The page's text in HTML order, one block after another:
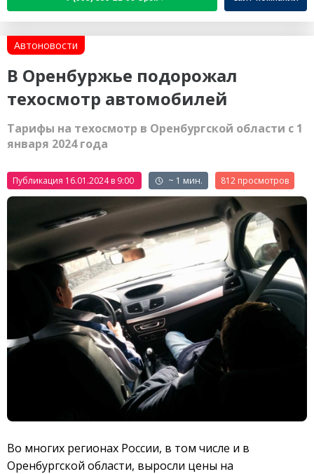
Автоновости
В Оренбуржье подорожал
техосмотр автомобилей
Тарифы на техосмотр в Оренбургской области с 1
января 2024 года
Публикация 16.01.2024 в 9:00 ~ 1 мин. 812
Во многих регионах России, в том числе и в
Оренбургской области, выросли цены на